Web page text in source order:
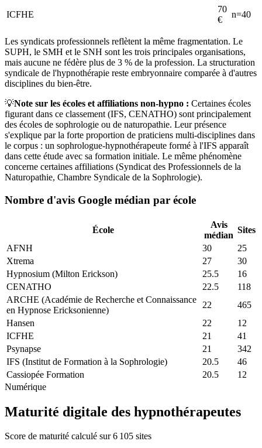
ICFHE
70
€
n=40
Les syndicats professionnels reflètent la même fragmentation. Le
SUPH, le SMH et le SNH sont les trois principales organisations,
mais aucune ne fédère plus de 3 % de la profession. La structuration
syndicale de l'hypnothérapie reste embryonnaire comparée à d'autres
disciplines du bien-être.
💡Note sur les écoles et affiliations non-hypno : Certaines écoles
figurant dans ce classement (IFS, CENATHO) sont principalement
des écoles de sophrologie ou de naturopathie. Leur présence
s'explique par la forte proportion de praticiens multi-disciplines dans
le corpus : un sophrologue-hypnothérapeute formé à l'IFS apparaît
dans cette étude avec sa formation initiale. Le même phénomène
concerne certaines affiliations (Syndicat des Professionnels de la
Naturopathie, Chambre Syndicale de la Sophrologie).
Nombre d'avis Google médian par école
École
Avis
médian
Sites
AFNH
30
25
Xtrema
27
30
Hypnosium (Milton Erickson)
25.5
16
CENATHO
22.5
118
ARCHE (Académie de Recherche et Connaissance
en Hypnose Ericksonienne)
22
465
Hansen
22
12
ICFHE
21
41
Psynapse
21
342
IFS (Institut de Formation à la Sophrologie)
20.5
46
Cassiopée Formation
20.5
12
Numérique
Maturité digitale des hypnothérapeutes
Score de maturité calculé sur 6 105 sites